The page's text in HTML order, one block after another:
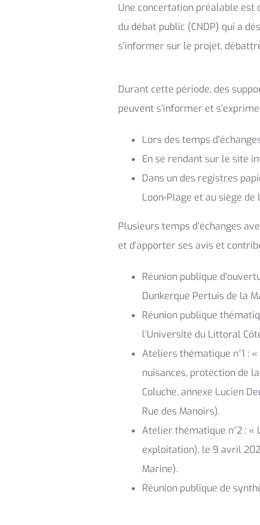
Une concertation préalable est
du débat public (CNDP) qui a
s’informer sur le projet,
Durant cette période, des
peuvent s’informer et
Lors des temps
En se rendant sur le site
Dans un des registres
Loon-Plage et au siège
Plusieurs temps d’échanges
et d’apporter ses avis et
Réunion publique
Dunkerque Pertuis de la
Réunion publique
l’Université du Littoral
Ateliers thématique n°1 :
nuisances, protection de
Coluche, annexe Lucien
Rue des Manoirs).
Atelier thématique n°2 :
exploitation), le 9 avril
Marine).
Réunion publique de